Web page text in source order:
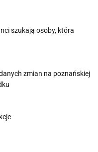
szukają osoby, która
zmian na poznańskiej